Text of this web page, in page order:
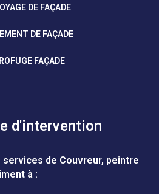
DE FAÇADE
DE FAÇADE
FAÇADE
d'intervention
services de Couvreur, peintre
à :